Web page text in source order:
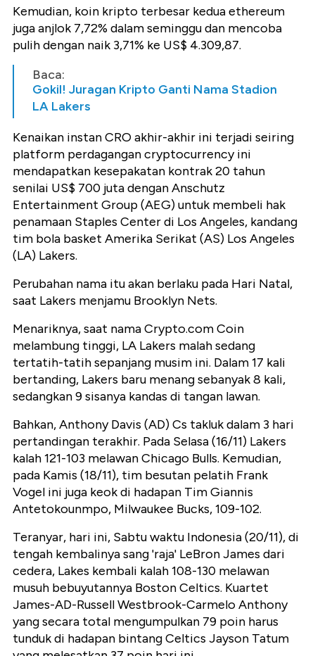
Kemudian, koin kripto terbesar kedua ethereum
juga anjlok 7,72% dalam seminggu dan mencoba
pulih dengan naik 3,71% ke US$ 4.309,87.
Baca:
Gokil! Juragan Kripto Ganti Nama Stadion
LA Lakers
Kenaikan instan CRO akhir-akhir ini terjadi seiring
platform perdagangan cryptocurrency ini
mendapatkan kesepakatan kontrak 20 tahun
senilai US$ 700 juta dengan Anschutz
Entertainment Group (AEG) untuk membeli hak
penamaan Staples Center di Los Angeles, kandang
tim bola basket Amerika Serikat (AS) Los Angeles
(LA) Lakers.
Perubahan nama itu akan berlaku pada Hari Natal,
saat Lakers menjamu Brooklyn Nets.
Menariknya, saat nama Crypto.com Coin
melambung tinggi, LA Lakers malah sedang
tertatih-tatih sepanjang musim ini. Dalam 17 kali
bertanding, Lakers baru menang sebanyak 8 kali,
sedangkan 9 sisanya kandas di tangan lawan.
Bahkan, Anthony Davis (AD) Cs takluk dalam 3 hari
pertandingan terakhir. Pada Selasa (16/11) Lakers
kalah 121-103 melawan Chicago Bulls. Kemudian,
pada Kamis (18/11), tim besutan pelatih Frank
Vogel ini juga keok di hadapan Tim Giannis
Antetokounmpo, Milwaukee Bucks, 109-102.
Teranyar, hari ini, Sabtu waktu Indonesia (20/11), di
tengah kembalinya sang 'raja' LeBron James dari
cedera, Lakes kembali kalah 108-130 melawan
musuh bebuyutannya Boston Celtics. Kuartet
James-AD-Russell Westbrook-Carmelo Anthony
yang secara total mengumpulkan 79 poin harus
tunduk di hadapan bintang Celtics Jayson Tatum